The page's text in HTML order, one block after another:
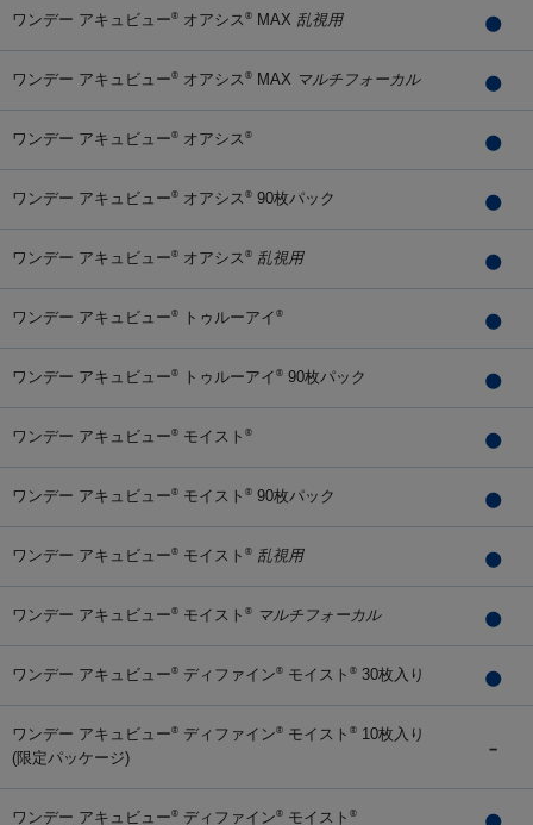
ワンデー アキュビュー® オアシス ® MAX 乱視用
ワンデー アキュビュー® オアシス ® MAX マルチフォーカル
ワンデー アキュビュー® オアシス ®
ワンデー アキュビュー® オアシス ® 90枚パック
ワンデー アキュビュー® オアシス ® 乱視用
ワンデー アキュビュー® トゥルーアイ ®
ワンデー アキュビュー® トゥルーアイ ® 90枚パック
ワンデー アキュビュー® モイスト ®
ワンデー アキュビュー® モイスト ® 90枚パック
ワンデー アキュビュー® モイスト ® 乱視用
ワンデー アキュビュー® モイスト ® マルチフォーカル
ワンデー アキュビュー® ディファイン® モイスト ® 30枚入り
ワンデー アキュビュー® ディファイン® モイスト ® 10枚入り
(限定パッケージ)
ワンデー アキュビュー® ディファイン® モイスト ®